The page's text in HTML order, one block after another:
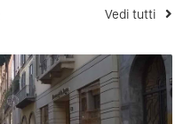
Vedi tutti